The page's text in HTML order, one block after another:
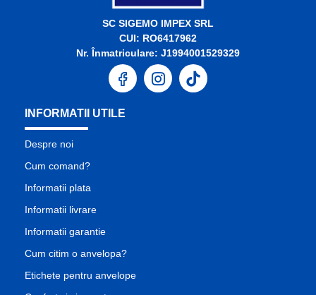
SC SIGEMO IMPEX SRL
CUI: RO6417962
Nr. Înmatriculare: J1994001529329
INFORMATII UTILE
Despre noi
Cum comand?
Informatii plata
Informatii livrare
Informatii garantie
Cum citim o anvelopa?
Etichete pentru anvelope